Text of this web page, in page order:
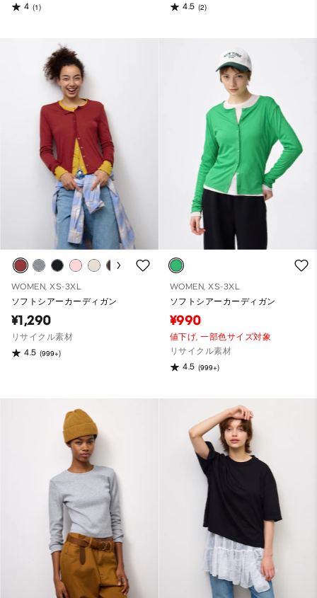
4 (1)
4.5 (2)
WOMEN, XS-3XL
ソフトシアーカーディガン
¥1,290
リサイクル素材
4.5 (999+)
WOMEN, XS-3XL
ソフトシアーカーディガン
¥990
値下げ,一部色サイズ対象
リサイクル素材
4.5 (999+)